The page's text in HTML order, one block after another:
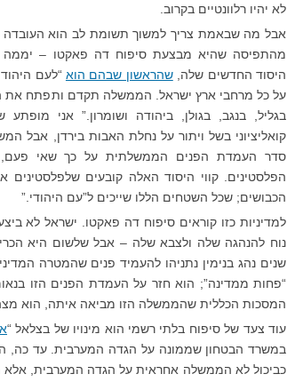
לא יהיו רלוונטיים בקרוב.
אבל מה שבאמת צריך למשוך תשומת לב הוא
מהתפיסה שהיא מבצעת סיפוח דה פאקטו – יממה
היסוד החדשים שלה,שהראשון שבהם הוא “לעם
על כל מרחבי ארץ ישראל. הממשלה תקדם ותפתח את
בגליל, בנגב, בגולן, ביהודה ושומרון.” אני
קואליציוני בשל ויתור על נחלת האבות בירדן, אבל
סדר העמדת הפנים הממשלתית על כך שאי פעם,
הפלסטינים. קווי היסוד האלה קובעים שלפלסטינים
הכבושים; שכל השטחים הללו שייכים ל”עם היהודי.”
למדיניות כזו קוראים סיפוח דה פאקטו. ישראל לא
שנים נהג בנימין נתניהו להעמיד פנים שהמטרה
“פחות ממדינה”; הוא חזר על העמדת הפנים הזו
המסכות הכללית שהממשלה הזו מביאה איתה, הוא
עוד צעד של סיפוח בלתי רשמי הוא מינויו של בצלאל “
במשרד הבטחון שממונה על הגדה המערבית. עד כה,
כביכול לא הממשלה אחראית על הגדה המערבית, אלא